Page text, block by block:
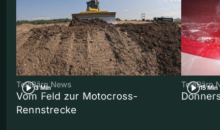
3 Min
TeleBärn News
Vom Feld zur Motocross-
Rennstrecke
15 Min
TeleBärn